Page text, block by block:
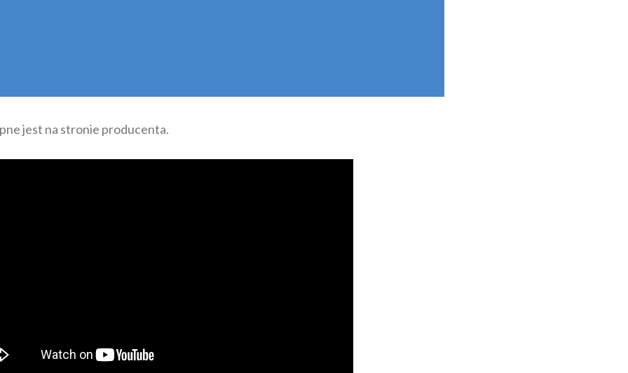
jest na stronie producenta.